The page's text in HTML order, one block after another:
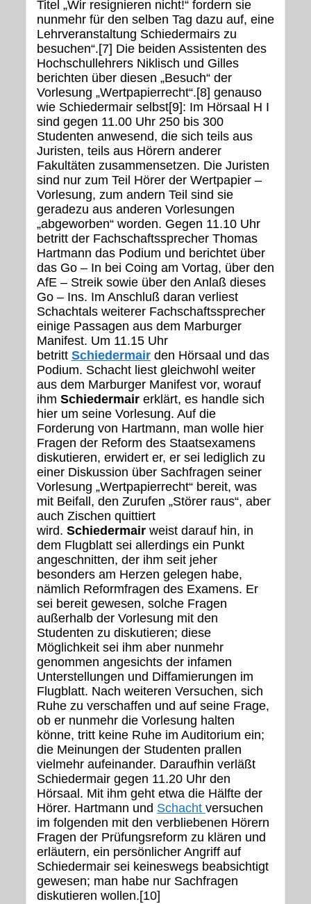
Titel „Wir resignieren nicht!“ fordern sie
nunmehr für den selben Tag dazu auf, eine
Lehrveranstaltung Schiedermairs zu
besuchen“.[7] Die beiden Assistenten des
Hochschullehrers Niklisch und Gilles
berichten über diesen „Besuch“ der
Vorlesung „Wertpapierrecht“.[8] genauso
wie Schiedermair selbst[9]: Im Hörsaal H I
sind gegen 11.00 Uhr 250 bis 300
Studenten anwesend, die sich teils aus
Juristen, teils aus Hörern anderer
Fakultäten zusammensetzen. Die Juristen
sind nur zum Teil Hörer der Wertpapier –
Vorlesung, zum andern Teil sind sie
geradezu aus anderen Vorlesungen
„abgeworben“ worden. Gegen 11.10 Uhr
betritt der Fachschaftssprecher Thomas
Hartmann das Podium und berichtet über
das Go – In bei Coing am Vortag, über den
AfE – Streik sowie über den Anlaß dieses
Go – Ins. Im Anschluß daran verliest
Schachtals weiterer Fachschaftssprecher
einige Passagen aus dem Marburger
Manifest. Um 11.15 Uhr
betritt Schiedermairden Hörsaal und das
Podium. Schacht liest gleichwohl weiter
aus dem Marburger Manifest vor, worauf
ihm Schiedermairerklärt, es handle sich
hier um seine Vorlesung. Auf die
Forderung von Hartmann, man wolle hier
Fragen der Reform des Staatsexamens
diskutieren, erwidert er, er sei lediglich zu
einer Diskussion über Sachfragen seiner
Vorlesung „Wertpapierrecht“ bereit, was
mit Beifall, den Zurufen „Störer raus“, aber
auch Zischen quittiert
wird. Schiedermairweist darauf hin, in
dem Flugblatt sei allerdings ein Punkt
angeschnitten, der ihm seit jeher
besonders am Herzen gelegen habe,
nämlich Reformfragen des Examens. Er
sei bereit gewesen, solche Fragen
außerhalb der Vorlesung mit den
Studenten zu diskutieren; diese
Möglichkeit sei ihm aber nunmehr
genommen angesichts der infamen
Unterstellungen und Diffamierungen im
Flugblatt. Nach weiteren Versuchen, sich
Ruhe zu verschaffen und auf seine Frage,
ob er nunmehr die Vorlesung halten
könne, tritt keine Ruhe im Auditorium ein;
die Meinungen der Studenten prallen
vielmehr aufeinander. Daraufhin verläßt
Schiedermair gegen 11.20 Uhr den
Hörsaal. Mit ihm geht etwa die Hälfte der
Hörer. Hartmann und Schacht versuchen
im folgenden mit den verbliebenen Hörern
Fragen der Prüfungsreform zu klären und
erläutern, ein persönlicher Angriff auf
Schiedermair sei keineswegs beabsichtigt
gewesen; man habe nur Sachfragen
diskutieren wollen.[10]